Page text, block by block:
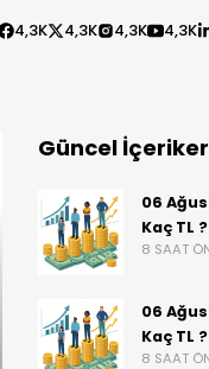
4,3K 4,3K 4,3K 4,3K
Güncel İçeriker
06
Kaç TL ?
8 SAAT
06
Kaç TL ?
8 SAAT